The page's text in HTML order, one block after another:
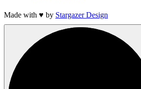
Made with ♥ by Stargazer Design